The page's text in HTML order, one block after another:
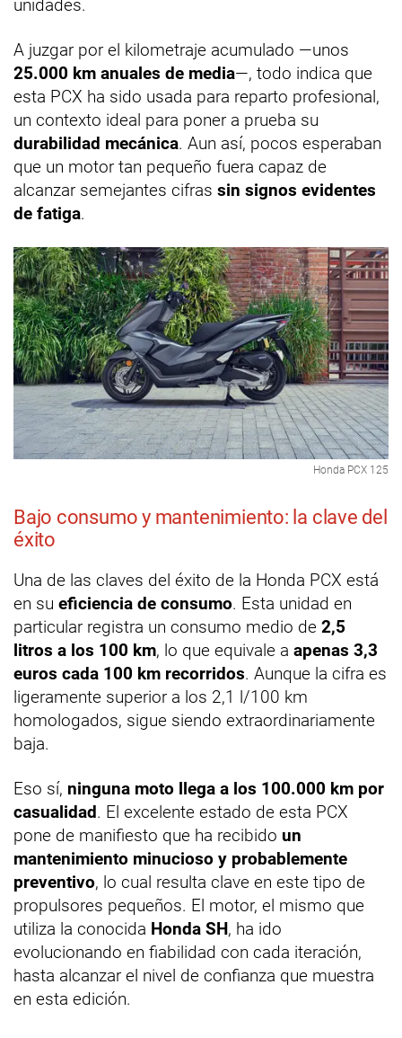
unidades.
A juzgar por el kilometraje acumulado —unos
25.000 km anuales de media—, todo indica que
esta PCX ha sido usada para reparto profesional,
un contexto ideal para poner a prueba su
durabilidad mecánica. Aun así, pocos esperaban
que un motor tan pequeño fuera capaz de
alcanzar semejantes cifras sin signos evidentes
de fatiga.
Honda PCX 125
Bajo consumo y mantenimiento: la clave del
éxito
Una de las claves del éxito de la Honda PCX está
en su eficiencia de consumo. Esta unidad en
particular registra un consumo medio de 2,5
litros a los 100 km, lo que equivale a apenas 3,3
euros cada 100 km recorridos. Aunque la cifra es
ligeramente superior a los 2,1 l/100 km
homologados, sigue siendo extraordinariamente
baja.
Eso sí, ninguna moto llega a los 100.000 km por
casualidad. El excelente estado de esta PCX
pone de manifiesto que ha recibido un
mantenimiento minucioso y probablemente
preventivo, lo cual resulta clave en este tipo de
propulsores pequeños. El motor, el mismo que
utiliza la conocida Honda SH, ha ido
evolucionando en fiabilidad con cada iteración,
hasta alcanzar el nivel de confianza que muestra
en esta edición.